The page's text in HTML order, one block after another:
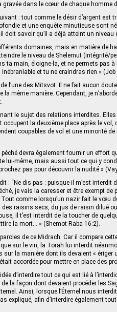
dans le cœur de chaque homme
: tout comme le désir d’argent est
et une enquête minutieuse sont
il doit savoir qu’il a déjà atteint un niveau
domaines, mais en matière de
le niveau de Shelemut (intégrité/
ta main, éloigne-la, et ne permets pas à
et tu ne craindras rien » (Job
l’une des Mitsvot. Il ne fait aucun
même manière. Cependant, je
le sujet des relations interdites.
la deuxième place après le vol,
coupables de vol et une minorité
devra également fournir un effort
lui-même, mais aussi tout ce qui y
pas pour découvrir la nudité »
: “Ne dis pas : puisque il m’est interdit
je vais la caresser et être exempt de
Tout comme lorsqu’un nazir fait le vœu
raisins secs, du jus de raisin dilué
il t’est interdit de la toucher de
la mort… » (Shemot Raba 16:2).
de ce Midrach. Car il compare
sur le vin, la Torah lui interdit
la manière dont ils devaient « ériger
accordée pour mettre en place des
d’interdire tout ce qui est lié à
la façon dont devaient procéder les
Ainsi, lorsque l’Éternel nous
expliqué, afin d’interdire également